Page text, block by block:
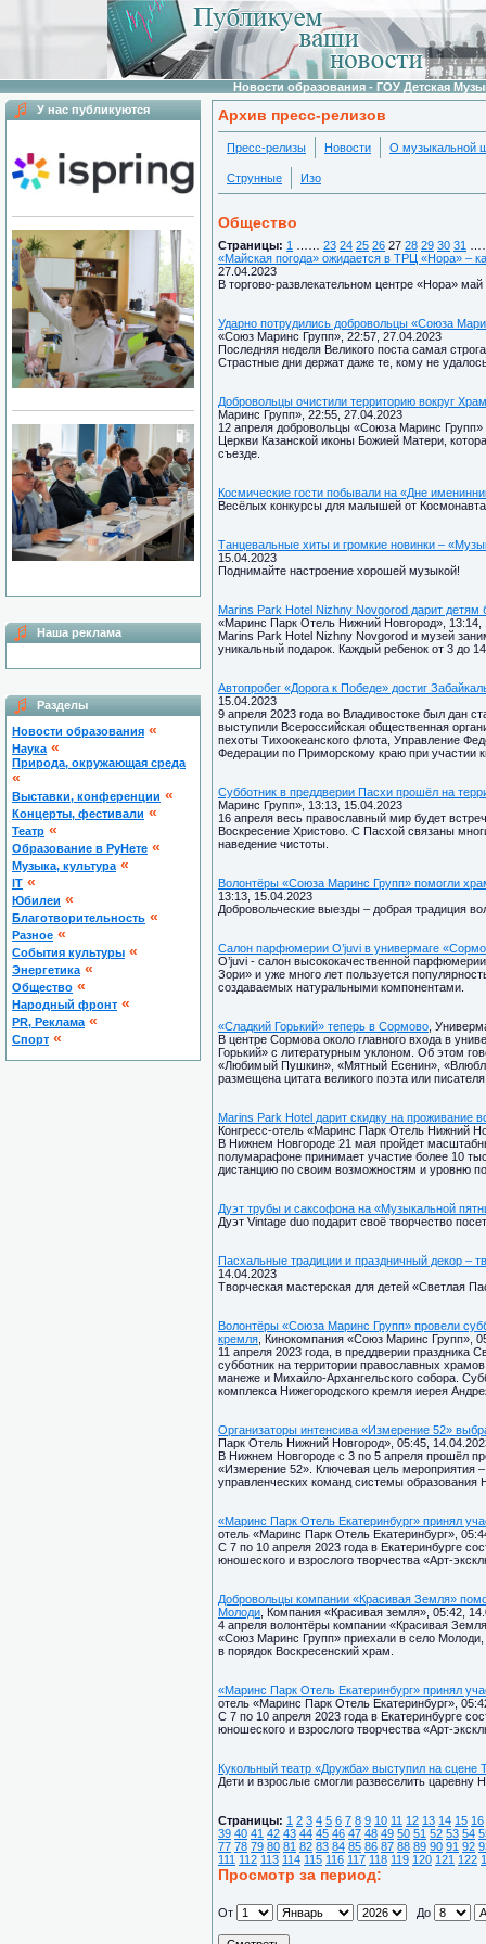
Новости образования - ГОУ Детская
У нас публикуются
Наша реклама
Разделы
Новости образования «
Наука «
Природа, окружающая среда
«
Выставки, конференции «
Концерты, фестивали «
Театр «
Образование в РуНете «
Музыка, культура «
IT «
Юбилеи «
Благотворительность «
Разное «
Cобытия культуры «
Энергетика «
Общество «
Народный фронт «
PR, Реклама «
Спорт «
Архив пресс-релизов
Пресс-релизы Новости О музыкальной
Струнные Изо
Общество
Страницы: 1 23 24 25 26 27 28 29 30 31
«Майская погода» ожидается в ТРЦ «Нора» –
27.04.2023
В торгово-развлекательном центре «Нора»
Ударно потрудились добровольцы «Союза
«Союз Маринс Групп», 22:57, 27.04.2023
Последняя неделя Великого поста самая
Страстные дни держат даже те, кому не
Добровольцы очистили территорию вокруг
Маринс Групп», 22:55, 27.04.2023
12 апреля добровольцы «Союза Маринс
Церкви Казанской иконы Божией Матери,
съезде.
Космические гости побывали на «Дне
Весёлых конкурсы для малышей от
Танцевальные хиты и громкие новинки –
15.04.2023
Поднимайте настроение хорошей музыкой!
Marins Park Hotel Nizhny Novgorod дарит
«Маринс Парк Отель Нижний Новгород», 13:14,
Marins Park Hotel Nizhny Novgorod и музей
уникальный подарок. Каждый ребенок от 3 до
Автопробег «Дорога к Победе» достиг
15.04.2023
9 апреля 2023 года во Владивостоке был дан
выступили Всероссийская общественная
пехоты Тихоокеанского флота, Управление
Федерации по Приморскому краю при участии
Субботник в преддверии Пасхи прошёл на
Маринс Групп», 13:13, 15.04.2023
16 апреля весь православный мир будет
Воскресение Христово. С Пасхой связаны
наведение чистоты.
Волонтёры «Союза Маринс Групп» помогли
13:13, 15.04.2023
Добровольческие выезды – добрая традиция
Салон парфюмерии O’juvi в универмаге
O’juvi - салон высококачественной
Зори» и уже много лет пользуется
создаваемых натуральными компонентами.
«Сладкий Горький» теперь в Сормово ,
В центре Сормова около главного входа в
Горький» с литературным уклоном. Об этом
«Любимый Пушкин», «Мятный Есенин»,
размещена цитата великого поэта или
Marins Park Hotel дарит скидку на
Конгресс-отель «Маринс Парк Отель Нижний
В Нижнем Новгороде 21 мая пройдет
полумарафоне принимает участие более 10
дистанцию по своим возможностям и уровню
Дуэт трубы и саксофона на «Музыкальной
Дуэт Vintage duo подарит своё творчество
Пасхальные традиции и праздничный декор –
14.04.2023
Творческая мастерская для детей «Светлая
Волонтёры «Союза Маринс Групп» провели
кремля , Кинокомпания «Союз Маринс Групп»,
11 апреля 2023 года, в преддверии праздника
субботник на территории православных
манеже и Михайло-Архангельского собора.
комплекса Нижегородского кремля иерея
Организаторы интенсива «Измерение 52»
Парк Отель Нижний Новгород», 05:45,
В Нижнем Новгороде с 3 по 5 апреля прошёл
«Измерение 52». Ключевая цель мероприятия
управленческих команд системы образования
«Маринс Парк Отель Екатеринбург» принял
отель «Маринс Парк Отель Екатеринбург»,
С 7 по 10 апреля 2023 года в Екатеринбурге
юношеского и взрослого творчества «Арт-
Добровольцы компании «Красивая Земля»
Молоди , Компания «Красивая земля», 05:42,
4 апреля волонтёры компании «Красивая
«Союз Маринс Групп» приехали в село
в порядок Воскресенский храм.
«Маринс Парк Отель Екатеринбург» принял
отель «Маринс Парк Отель Екатеринбург»,
С 7 по 10 апреля 2023 года в Екатеринбурге
юношеского и взрослого творчества «Арт-
Кукольный театр «Дружба» выступил на сцене
Дети и взрослые смогли развеселить царевну
Страницы: 1 2 3 4 5 6 7 8 9 10 11 12 13 14 15 16
39 40 41 42 43 44 45 46 47 48 49 50 51 52 53 54
77 78 79 80 81 82 83 84 85 86 87 88 89 90 91 92
111 112 113 114 115 116 117 118 119 120 121 122
Просмотр за период:
От До